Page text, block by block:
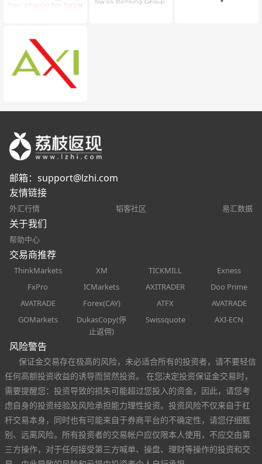
邮箱： support@lzhi.com
友情链接
外汇行情 韬客社区 易汇数据
关于我们
帮助中心
交易商推荐
ThinkMarkets XM TICKMILL
Exness
FxPro
ICMarkets AXITRADER
Doo Prime
AVATRADE
Forex(CAY) ATFX
AVATRADE
GOMarkets
DukasCopy(停
止返佣)
Swissquote AXI-ECN
风险警告
保证金交易存在极高的风险，未必适合所有的投资者，请不要轻信
任何高额投资收益的诱导而贸然投资。 在您决定投资保证金交易时，
需要提醒您：投资导致的损失可能超过您投入的资金，因此，请您考
虑自身的投资经验及风险承担能力理性投资。投资风险不仅来自于杠
杆交易本身，同时也有可能来自于券商平台的不确定性，请您仔细甄
别、远离风险。所有投资者的交易帐户应仅限本人使用，不应交由第
三方操作，对于任何接受第三方喊单、操盘、理财等操作的投资和交